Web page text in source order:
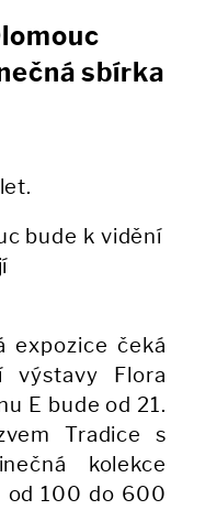
sbírka
bude k vidění
expozice čeká
výstavy Flora
E bude od 21.
Tradice s
kolekce
od 100 do 600